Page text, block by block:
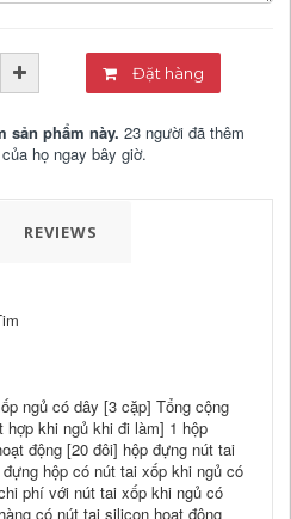
Đặt hàng
sản phẩm này. 23 người đã thêm
họ ngay bây giờ.
REVIEWS
ngủ có dây [3 cặp] Tổng cộng
khi ngủ khi đi làm] 1 hộp
động [20 đôi] hộp đựng nút tai
hộp có nút tai xốp khi ngủ có
phí với nút tai xốp khi ngủ có
có nút tai silicon hoạt động